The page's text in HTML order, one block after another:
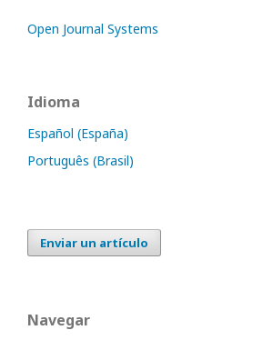
Open Journal Systems
Idioma
Español (España)
Português (Brasil)
Enviar un artículo
Navegar